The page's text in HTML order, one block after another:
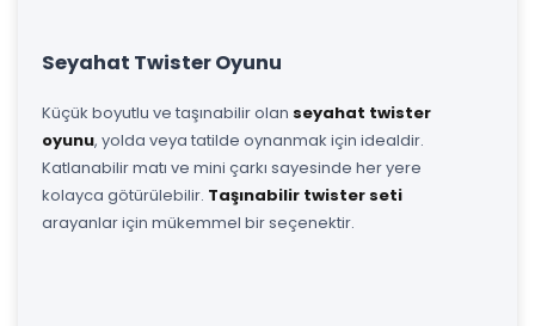
Seyahat Twister Oyunu
Küçük boyutlu ve taşınabilir olan seyahat twister
oyunu, yolda veya tatilde oynanmak için idealdir.
Katlanabilir matı ve mini çarkı sayesinde her yere
kolayca götürülebilir. Taşınabilir twister seti
arayanlar için mükemmel bir seçenektir.